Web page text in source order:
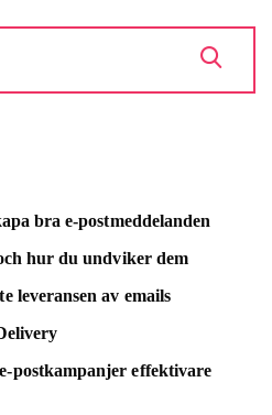
bra e-postmeddelanden
hur du undviker dem
leveransen av emails
postkampanjer effektivare